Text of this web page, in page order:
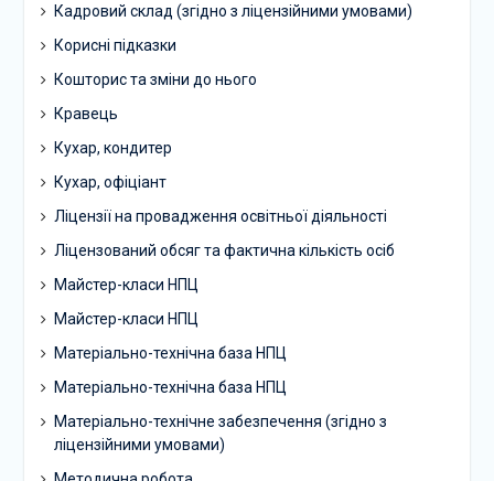
Кадровий склад (згідно з ліцензійними умовами)
Корисні підказки
Кошторис та зміни до нього
Кравець
Кухар, кондитер
Кухар, офіціант
Ліцензії на провадження освітньої діяльності
Ліцензований обсяг та фактична кількість осіб
Майстер-класи НПЦ
Майстер-класи НПЦ
Матеріально-технічна база НПЦ
Матеріально-технічна база НПЦ
Матеріально-технічне забезпечення (згідно з
ліцензійними умовами)